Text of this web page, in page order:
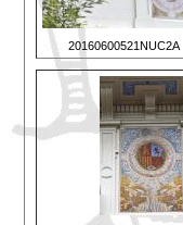
20160600521NUC2A